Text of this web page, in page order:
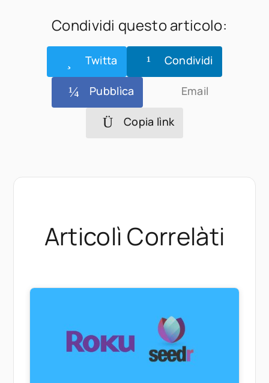
Condividi questo articolo:
Twitta Condividi
Pubblìca Email
Copia lìnk
Articolì Correlàti